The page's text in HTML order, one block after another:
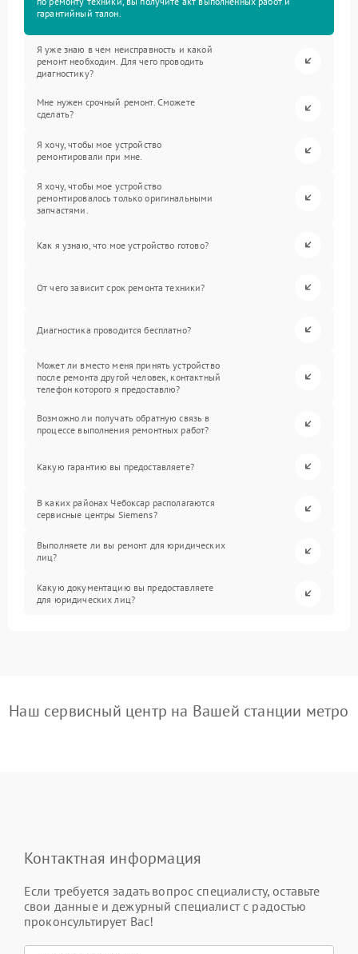
гарантийный талон.
Я уже знаю в чем неисправность и какой
ремонт необходим. Для чего проводить
диагностику?
Мне нужен срочный ремонт. Сможете
сделать?
Я хочу, чтобы мое устройство
ремонтировали при мне.
Я хочу, чтобы мое устройство
ремонтировалось только оригинальными
запчастями.
Как я узнаю, что мое устройство готово?
От чего зависит срок ремонта техники?
Диагностика проводится бесплатно?
Может ли вместо меня принять устройство
после ремонта другой человек, контактный
телефон которого я предоставлю?
Возможно ли получать обратную связь в
процессе выполнения ремонтных работ?
Какую гарантию вы предоставляете?
В каких районах Чебоксар располагаются
сервисные центры Siemens?
Выполняете ли вы ремонт для юридических
лиц?
Какую документацию вы предоставляете
для юридических лиц?
Наш сервисный центр на Вашей станции метро
Контактная информация
Если требуется задать вопрос специалисту, оставьте
свои данные и дежурный специалист с радостью
проконсультирует Вас!